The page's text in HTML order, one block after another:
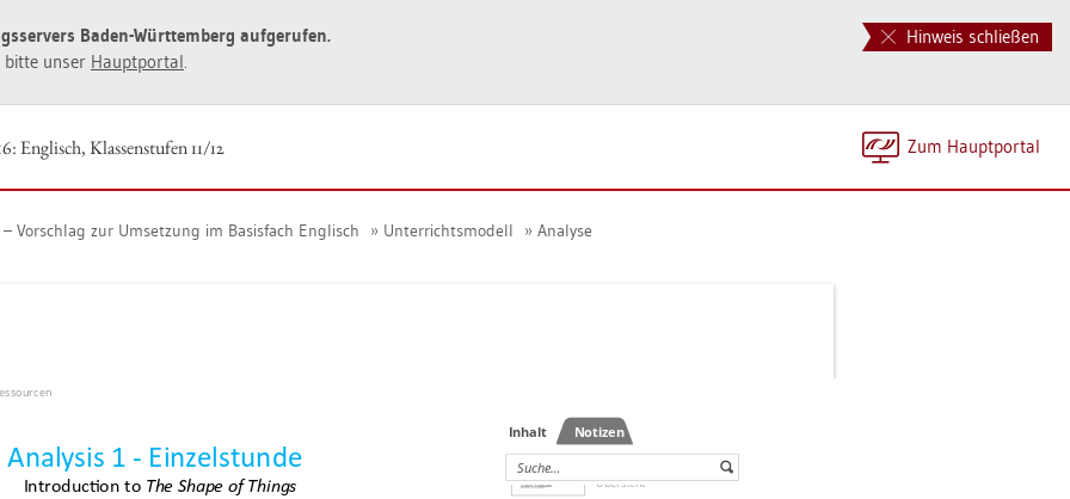
Hinweis schließen
Baden-Würt­tem­berg auf­ge­ru­fen.
bitte unser Haupt­por­tal.
Zum Haupt­por­tal
Eng­lisch, Klas­sen­stu­fen 11/12
Vor­schlag zur Um­set­zung im Ba­sis­fach Eng­lisch Un­ter­richts­mo­dell Ana­ly­se